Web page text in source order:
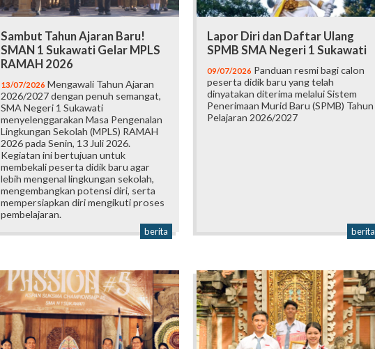
Sambut Tahun Ajaran Baru!
SMAN 1 Sukawati Gelar MPLS
RAMAH 2026
13/07/2026 Mengawali Tahun Ajaran
2026/2027 dengan penuh semangat,
SMA Negeri 1 Sukawati
menyelenggarakan Masa Pengenalan
Lingkungan Sekolah (MPLS) RAMAH
2026 pada Senin, 13 Juli 2026.
Kegiatan ini bertujuan untuk
membekali peserta didik baru agar
lebih mengenal lingkungan sekolah,
mengembangkan potensi diri, serta
mempersiapkan diri mengikuti proses
pembelajaran.
berita
Lapor Diri dan Daftar Ulang
SPMB SMA Negeri 1 Sukawati
09/07/2026 Panduan resmi bagi calon
peserta didik baru yang telah
dinyatakan diterima melalui Sistem
Penerimaan Murid Baru (SPMB) Tahun
Pelajaran 2026/2027
berita